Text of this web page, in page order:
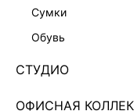
сумки
обувь
СТУДИО
ОФИСНАЯ
ПЛАТЬЕ МИДИ С
6 999 ₽